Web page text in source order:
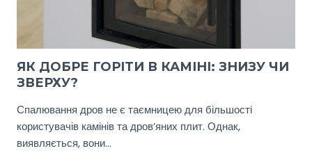
ЯК ДОБРЕ ГОРІТИ В КАМІНІ: ЗНИЗУ ЧИ
ЗВЕРХУ?
Спалювання дров не є таємницею для більшості
користувачів камінів та дров’яних плит. Однак,
виявляється, вони…